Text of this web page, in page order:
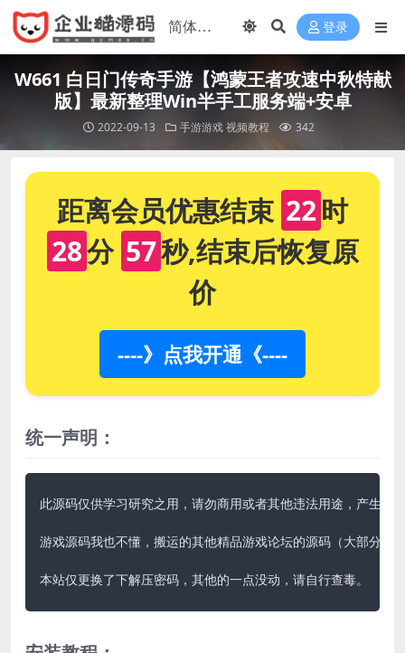
登录
W661 白日门传奇手游【鸿蒙王者攻速中秋特献
版】最新整理Win半手工服务端+安卓
2022-09-13 手游游戏视频教程 342
距离会员优惠结束 22时
28分 57秒,结束后恢复原
价
----》点我开通《----
统一声明：
此源码仅供学习研究之用，请勿商用或者其他违法用途，产生其
游戏源码我也不懂，搬运的其他精品游戏论坛的源码（大部分带
本站仅更换了下解压密码，其他的一点没动，请自行查毒。